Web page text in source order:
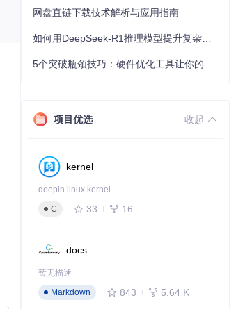
网盘直链下载技术解析与应用指南
项目优选 收起
kernel
deepin linux kernel
C
33 16
docs
暂无描述
Markdown
843 5.64 K